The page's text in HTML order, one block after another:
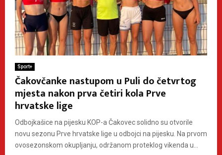
Sport+
Čakovčanke nastupom u Puli do četvrtog
mjesta nakon prva četiri kola Prve
hrvatske lige
Odbojkašice na pijesku KOP-a Čakovec solidno su otvorile
novu sezonu Prve hrvatske lige u odbojci na pijesku. Na prvom
ovosezonskom okupljanju, održanom proteklog vikenda u...